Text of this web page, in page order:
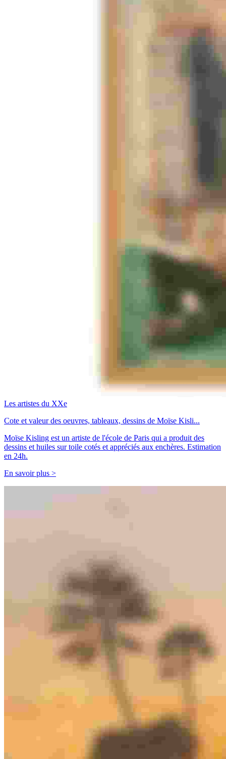
Les artistes du XXe
Cote et valeur des oeuvres, tableaux, dessins de Moïse Kisli...
Moïse Kisling est un artiste de l'école de Paris qui a produit des
dessins et huiles sur toile cotés et appréciés aux enchères. Estimation
en 24h.
En savoir plus >